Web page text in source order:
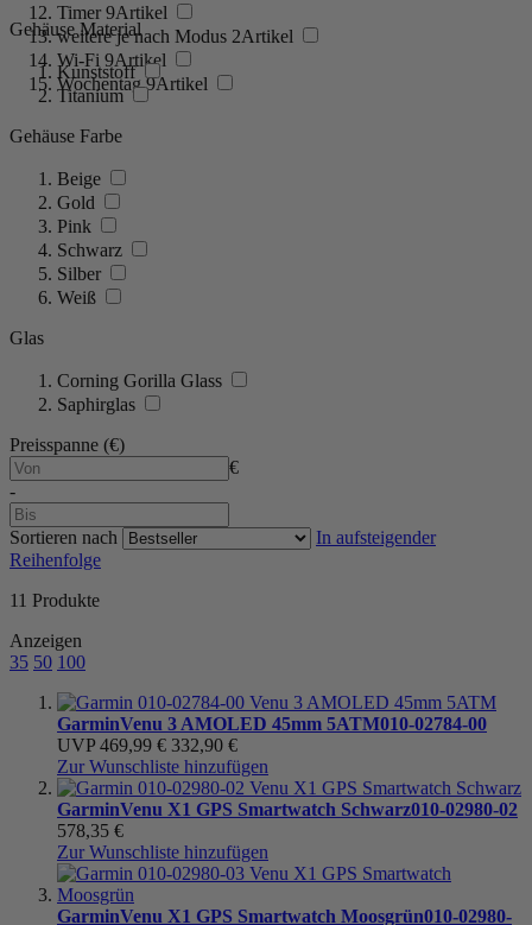
Timer 9Artikel
weitere je nach Modus 2Artikel
Wi-Fi 9Artikel
Wochentag 9Artikel
Gehäuse Material
Kunststoff
Titanium
Gehäuse Farbe
Beige
Gold
Pink
Schwarz
Silber
Weiß
Glas
Corning Gorilla Glass
Saphirglas
Preisspanne (€)
€
-
Sortieren nach
In aufsteigender
Reihenfolge
11 Produkte
Anzeigen
35 50 100
GarminVenu 3 AMOLED 45mm 5ATM010-02784-00
UVP 469,99 € 332,90 €
Zur Wunschliste hinzufügen
GarminVenu X1 GPS Smartwatch Schwarz010-02980-02
578,35 €
Zur Wunschliste hinzufügen
GarminVenu X1 GPS Smartwatch Moosgrün010-02980-